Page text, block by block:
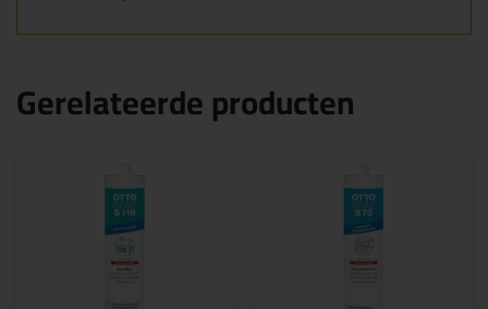
Gerelateerde producten